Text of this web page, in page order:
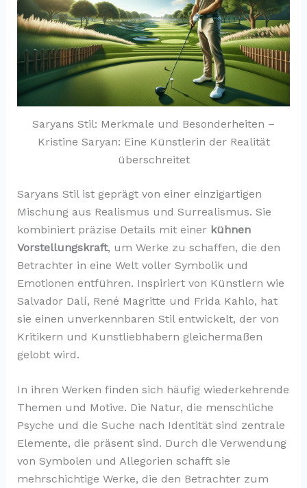
Saryans Stil: Merkmale und Besonderheiten –
Kristine Saryan: Eine Künstlerin der Realität
überschreitet
Saryans Stil ist geprägt von einer einzigartigen
Mischung aus Realismus und Surrealismus. Sie
kombiniert präzise Details mit einer kühnen
Vorstellungskraft, um Werke zu schaffen, die den
Betrachter in eine Welt voller Symbolik und
Emotionen entführen. Inspiriert von Künstlern wie
Salvador Dalí, René Magritte und Frida Kahlo, hat
sie einen unverkennbaren Stil entwickelt, der von
Kritikern und Kunstliebhabern gleichermaßen
gelobt wird.
In ihren Werken finden sich häufig wiederkehrende
Themen und Motive. Die Natur, die menschliche
Psyche und die Suche nach Identität sind zentrale
Elemente, die präsent sind. Durch die Verwendung
von Symbolen und Allegorien schafft sie
mehrschichtige Werke, die den Betrachter zum